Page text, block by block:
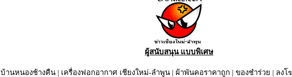
ผู้สนับสนุน แบบพิเศษ
บ้านหนองช้างคืน | เครื่องฟอกอากาศ เชียงใหม่-ลำพูน | ผ้าพันคอราคาถูก | ของชำร่วย | ลงโ